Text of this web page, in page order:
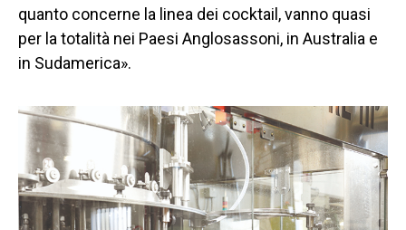
quanto concerne la linea dei cocktail, vanno quasi
per la totalità nei Paesi Anglosassoni, in Australia e
in Sudamerica».